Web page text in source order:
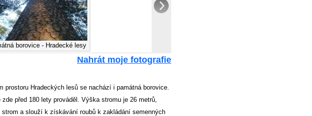
borovice - Hradecké lesy
Nahrát moje fotografie
Hradeckých lesů se nachází i památná borovice.
před 180 lety prováděl. Výška stromu je 26 metrů,
a slouží k získávání roubů k zakládání semenných